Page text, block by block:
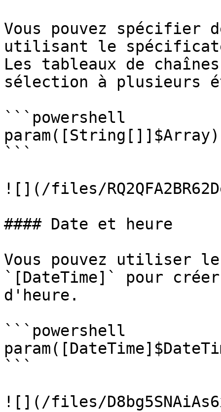
Vous pouvez spécifier
utilisant le
Les tableaux de
sélection à plusieurs
```powershell
param([String[]]$Array)
```
![](/files/
#### Date et heure
Vous pouvez utiliser
`[DateTime]` pour
d'heure.
```powershell
```
![](/files/